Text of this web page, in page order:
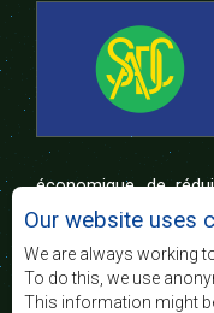
économique, de
niveau et la qualité
australe et d’appuyer
biais de
démocratiques
équitable et durable.
Our website uses
We are always working
To do this, we use
This information might